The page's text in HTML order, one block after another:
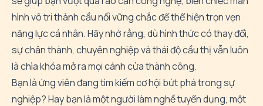
hình vô tri thành cầu nối vững chắc để thể hiện trọn vẹn
năng lực cá nhân. Hãy nhớ rằng, dù hình thức có thay đổi,
sự chân thành, chuyên nghiệp và thái độ cầu thị vẫn luôn
là chìa khóa mở ra mọi cánh cửa thành công.
Bạn là ứng viên đang tìm kiếm cơ hội bứt phá trong sự
nghiệp? Hay bạn là một người làm nghề tuyển dụng, một